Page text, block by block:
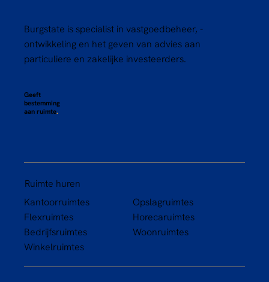
Burgstate is specialist in vastgoedbeheer, -
ontwikkeling en het geven van advies aan
particuliere en zakelijke investeerders.
Geeft
bestemming
aan ruimte.
Ruimte huren
Kantoorruimtes
Flexruimtes
Bedrijfsruimtes
Winkelruimtes
Opslagruimtes
Horecaruimtes
Woonruimtes